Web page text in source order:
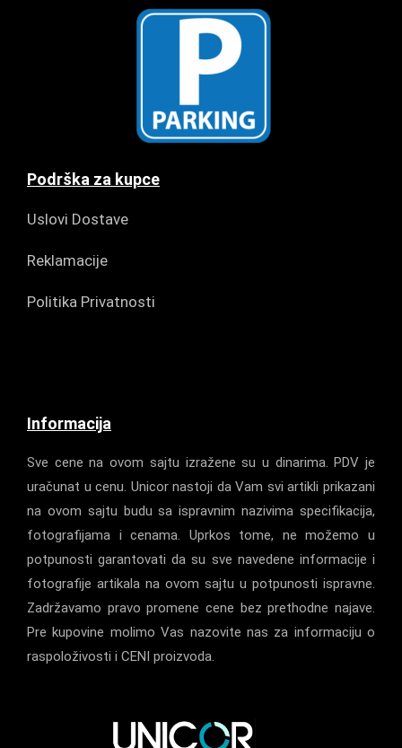
Podrška za kupce
Uslovi Dostave
Reklamacije
Politika Privatnosti
Informacija
Sve cene na ovom sajtu izražene su u dinarima. PDV je
uračunat u cenu. Unicor nastoji da Vam svi artikli prikazani
na ovom sajtu budu sa ispravnim nazivima specifikacija,
fotografijama i cenama. Uprkos tome, ne možemo u
potpunosti garantovati da su sve navedene informacije i
fotografije artikala na ovom sajtu u potpunosti ispravne.
Zadržavamo pravo promene cene bez prethodne najave.
Pre kupovine molimo Vas nazovite nas za informaciju o
raspoloživosti i CENI proizvoda.